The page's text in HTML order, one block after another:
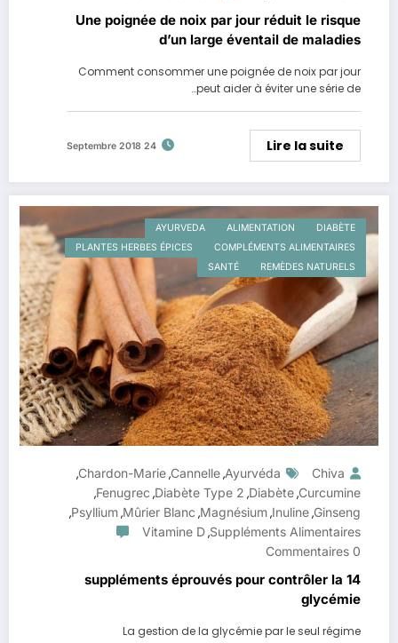
Une poignée de noix par jour réduit le risque
d’un large éventail de maladies
Comment consommer une poignée de noix par jour
peut aider à éviter une série de…
Lire la suite
24 Septembre 2018
DIABÈTE
ALIMENTATION
AYURVEDA
COMPLÉMENTS ALIMENTAIRES
PLANTES HERBES ÉPICES
REMÈDES NATURELS
SANTÉ
Chiva
Ayurvéda
,
Cannelle
,
Chardon-Marie
,
Curcumine
,
Diabète
,
Diabète Type 2
,
Fenugrec
,
Ginseng
,
Inuline
,
Magnésium
,
Mûrier Blanc
,
Psyllium
,
Suppléments Alimentaires
,
Vitamine D
0 Commentaires
14 suppléments éprouvés pour contrôler la
glycémie
La gestion de la glycémie par le seul régime